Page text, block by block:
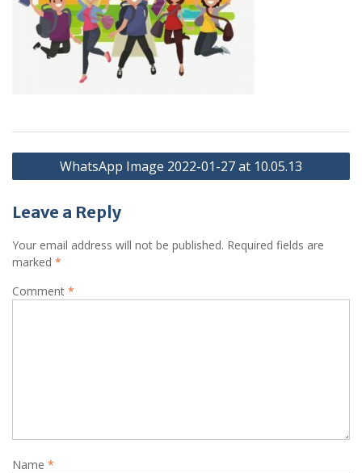
Post
navigation
WhatsApp Image 2022-01-27 at 10.05.13
Leave a Reply
Your email address will not be published. Required fields are
marked *
Comment *
Name *